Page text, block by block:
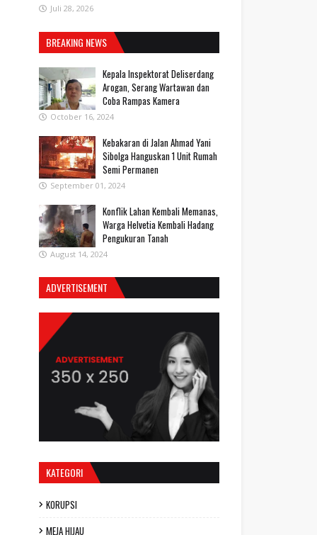
Juli 28, 2026
BREAKING NEWS
Kepala Inspektorat Deliserdang
Arogan, Serang Wartawan dan
Coba Rampas Kamera
October 16, 2024
Kebakaran di Jalan Ahmad Yani
Sibolga Hanguskan 1 Unit Rumah
Semi Permanen
September 01, 2024
Konflik Lahan Kembali Memanas,
Warga Helvetia Kembali Hadang
Pengukuran Tanah
August 14, 2024
ADVERTISEMENT
KATEGORI
KORUPSI
MEJA HIJAU